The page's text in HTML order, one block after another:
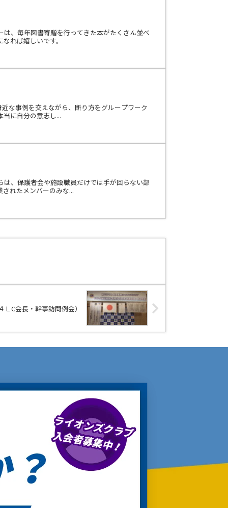
、毎年図書寄贈を行ってきた本がたくさん並べ
れば嬉しいです。
な事例を交えながら、断り方をグループワーク
に自分の意志し...
、保護者会や施設職員だけでは手が回らない部
れたメンバーのみな...
C会長・幹事訪問例会）